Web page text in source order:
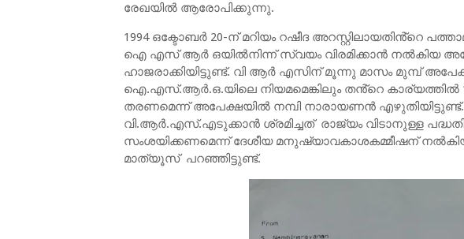
രേഖയില്‍ ആരോപിക്കുന്നു.
1994 ഒക്ടോബര്‍ 20-ന് മറിയം റഷീദ അറസ്റ്റിലായതിൻ്റെ
ഐ എസ് ആര്‍ ഒയില്‍നിന്ന് സ്വയം വിരമിക്കാന്‍ നല്‍കിയ
ഹാജരാക്കിയിട്ടുണ്ട്. വി ആര്‍ എസിന് മൂന്നു മാസം മുമ്പ്
ഐ.എസ്.ആര്‍.ഒ.യിലെ നിയമമെങ്കിലും തൻ്റെ
തരണമെന്ന് അപേക്ഷയില്‍ നമ്പി നാരായണന്‍ എഴുതിയിട്ടുണ്ട്.
വി.ആര്‍.എസ്.എടുക്കാന്‍ ശ്രമിച്ചത് രാജ്യം വിടാനുള്ള
സംശയിക്കണമെന്ന് ദേശീയ മനുഷ്യാവകാശകമ്മീഷന്
മാത്യൂസ് പറഞ്ഞിട്ടുണ്ട്.